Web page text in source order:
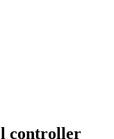
controller